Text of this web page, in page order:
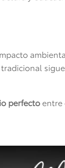
perfectoentre